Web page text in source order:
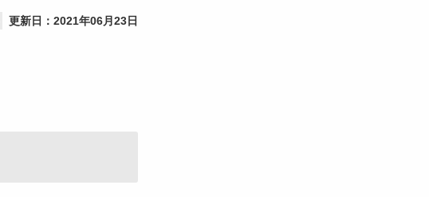
更新日： 2021年06月23日